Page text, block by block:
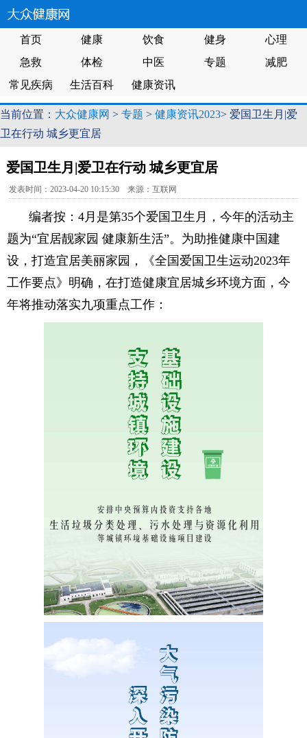
首页 健康 饮食 健身
心理
急救
体检 中医 专题
减肥
常见疾病
生活百科 健康资讯
当前位置： 大众健康网 > 专题 > 健康资讯2023> 爱国卫生月|爱
卫在行动 城乡更宜居
爱国卫生月|爱卫在行动 城乡更宜居
发表时间：2023-04-20 10:15:30 来源：互联网
编者按：4月是第35个爱国卫生月，今年的活动主
题为“宜居靓家园 健康新生活”。为助推健康中国建
设，打造宜居美丽家园，《全国爱国卫生运动2023年
工作要点》明确，在打造健康宜居城乡环境方面，今
年将推动落实九项重点工作：